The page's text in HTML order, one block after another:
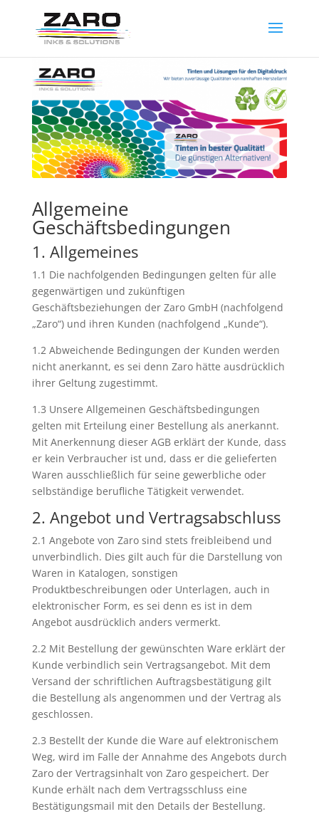
Allgemeine
Geschäftsbedingungen
1. Allgemeines
1.1 Die nachfolgenden Bedingungen gelten für alle
gegenwärtigen und zukünftigen
Geschäftsbeziehungen der Zaro GmbH (nachfolgend
„Zaro“) und ihren Kunden (nachfolgend „Kunde“).
1.2 Abweichende Bedingungen der Kunden werden
nicht anerkannt, es sei denn Zaro hätte ausdrücklich
ihrer Geltung zugestimmt.
1.3 Unsere Allgemeinen Geschäftsbedingungen
gelten mit Erteilung einer Bestellung als anerkannt.
Mit Anerkennung dieser AGB erklärt der Kunde, dass
er kein Verbraucher ist und, dass er die gelieferten
Waren ausschließlich für seine gewerbliche oder
selbständige berufliche Tätigkeit verwendet.
2. Angebot und Vertragsabschluss
2.1 Angebote von Zaro sind stets freibleibend und
unverbindlich. Dies gilt auch für die Darstellung von
Waren in Katalogen, sonstigen
Produktbeschreibungen oder Unterlagen, auch in
elektronischer Form, es sei denn es ist in dem
Angebot ausdrücklich anders vermerkt.
2.2 Mit Bestellung der gewünschten Ware erklärt der
Kunde verbindlich sein Vertragsangebot. Mit dem
Versand der schriftlichen Auftragsbestätigung gilt
die Bestellung als angenommen und der Vertrag als
geschlossen.
2.3 Bestellt der Kunde die Ware auf elektronischem
Weg, wird im Falle der Annahme des Angebots durch
Zaro der Vertragsinhalt von Zaro gespeichert. Der
Kunde erhält nach dem Vertragsschluss eine
Bestätigungsmail mit den Details der Bestellung.